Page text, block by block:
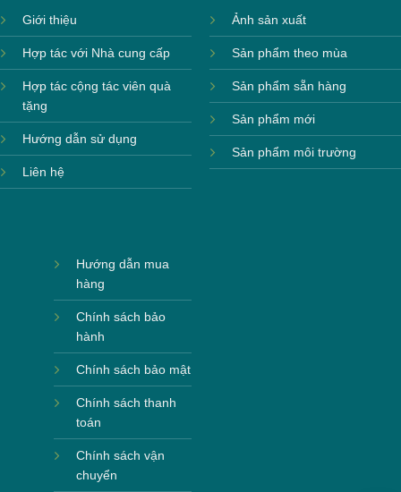
Hộp xi 6 bát cơm
Giới thiệu
Hợp tác với Nhà cung cấp
Hợp tác cộng tác viên quà
tặng
Hướng dẫn sử dụng
Liên hệ
Ảnh sản xuất
Sản phẩm theo mùa
Sản phẩm sẵn hàng
Sản phẩm mới
Sản phẩm môi trường
Hướng dẫn mua
hàng
Chính sách bảo
hành
Chính sách bảo mật
Chính sách thanh
toán
Chính sách vận
chuyển